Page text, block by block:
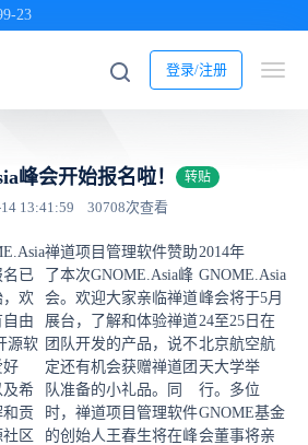
23
登录/注册
峰会开始报名啦！ 转贴
13:41:59 30708次查看
2014年
GNOME.Asia
峰会将于5月
24至25日在
北京航空航
天大学举
行。多位
GNOME基金
会董事将亲
禅道项目管理软件赞助
了本次GNOME.Asia峰
会。欢迎大家亲临禅道
展台，了解和体验禅道
团队开发的产品，说不
定还有机会获赠禅道团
队准备的小礼品。同
时，禅道项目管理软件
的创始人王春生将在峰
名已
，欢
由
源软
好
及希
和贡
区